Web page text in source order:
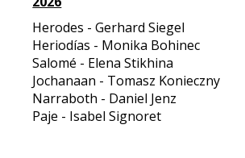
Herodes - Gerhard Siegel
Heriodías - Monika Bohinec
Salomé - Elena Stikhina
Jochanaan - Tomasz Konieczny
Narraboth - Daniel Jenz
Paje - Isabel Signoret